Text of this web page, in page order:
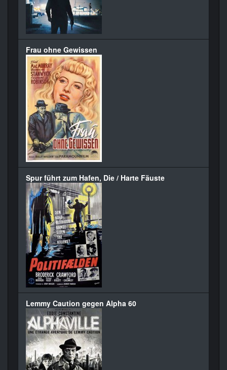
Frau ohne Gewissen
Spur führt zum Hafen, Die / Harte Fäuste
Lemmy Caution gegen Alpha 60